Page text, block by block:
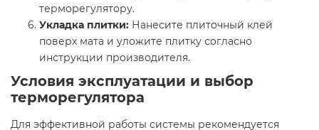
терморегулятору.​
Укладка плитки: Нанесите плиточный клей
поверх мата и уложите плитку согласно
инструкции производителя.​
Условия эксплуатации и выбор
терморегулятора
Для эффективной работы системы рекомендуется